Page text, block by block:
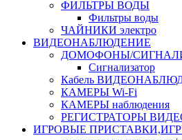
ФИЛЬТРЫ ВОДЫ
Фильтры воды
ЧАЙНИКИ электро
ВИДЕОНАБЛЮДЕНИЕ
ДОМОФОНЫ/
Сигнализатор
Кабель
КАМЕРЫ Wi-Fi
КАМЕРЫ наблюдения
РЕГИСТРАТОРЫ
ИГРОВЫЕ